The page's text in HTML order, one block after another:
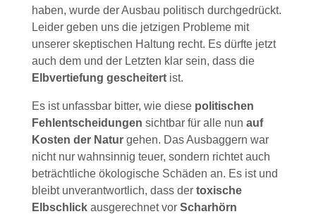
haben, wurde der Ausbau politisch durchgedrückt.
Leider geben uns die jetzigen Probleme mit
unserer skeptischen Haltung recht. Es dürfte jetzt
auch dem und der Letzten klar sein, dass die
Elbvertiefung gescheitertist.
Es ist unfassbar bitter, wie diese politischen
Fehlentscheidungen sichtbar für alle nun auf
Kosten der Naturgehen. Das Ausbaggern war
nicht nur wahnsinnig teuer, sondern richtet auch
beträchtliche ökologische Schäden an. Es ist und
bleibt unverantwortlich, dass der toxische
Elbschlick ausgerechnet vor Scharhörn